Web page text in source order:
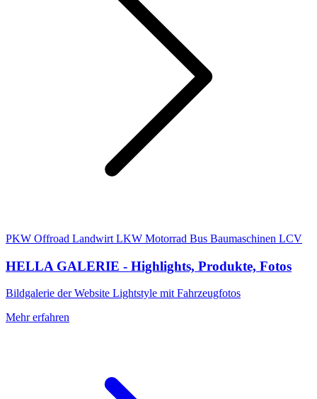
PKW Offroad Landwirt LKW Motorrad Bus Baumaschinen LCV
HELLA GALERIE - Highlights, Produkte, Fotos
Bildgalerie der Website Lightstyle mit Fahrzeugfotos
Mehr erfahren